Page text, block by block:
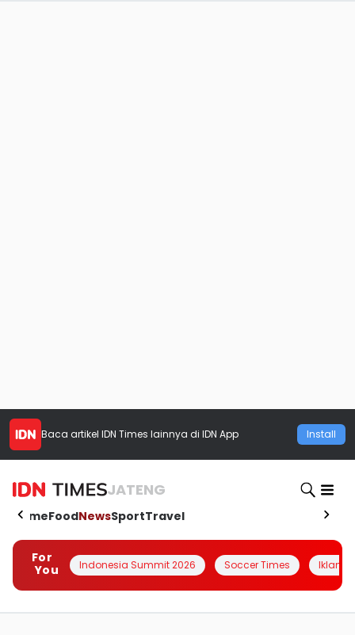
Baca artikel IDN Times lainnya di IDN App Install
JATENG
HomeFoodNewsSportTravel
For
You
Indonesia Summit 2026 Soccer Times Iklanin